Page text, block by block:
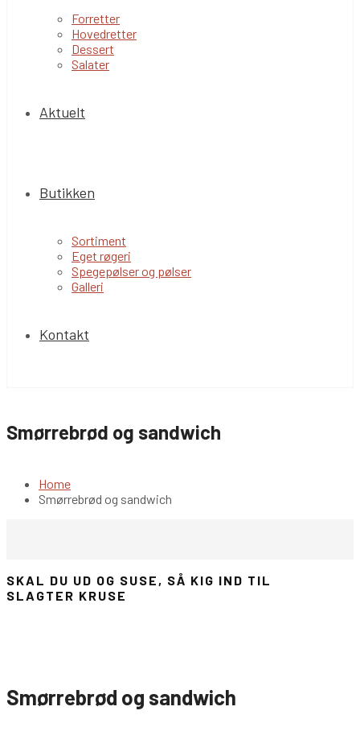
Forretter
Hovedretter
Dessert
Salater
Aktuelt
Butikken
Sortiment
Eget røgeri
Spegepølser og pølser
Galleri
Kontakt
Smørrebrød og sandwich
Home
Smørrebrød og sandwich
SKAL DU UD OG SUSE, SÅ KIG IND TIL
SLAGTER KRUSE
Smørrebrød og sandwich